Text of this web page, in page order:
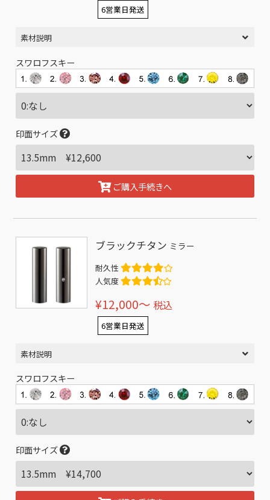
6営業日発送
素材説明
スワロフスキー
印面サイズ
ご購入手続きへ
ブラックチタン ミラー
耐久性
人気度
¥12,000〜 税込
6営業日発送
素材説明
スワロフスキー
印面サイズ